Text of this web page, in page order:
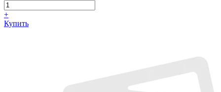
+
Купить